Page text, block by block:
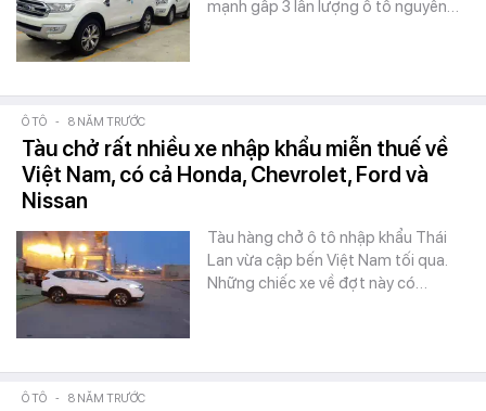
mạnh gấp 3 lần lượng ô tô nguyên…
Ô TÔ - 8 NĂM TRƯỚC
Tàu chở rất nhiều xe nhập khẩu miễn thuế về
Việt Nam, có cả Honda, Chevrolet, Ford và
Nissan
Tàu hàng chở ô tô nhập khẩu Thái
Lan vừa cập bến Việt Nam tối qua.
Những chiếc xe về đợt này có…
Ô TÔ - 8 NĂM TRƯỚC